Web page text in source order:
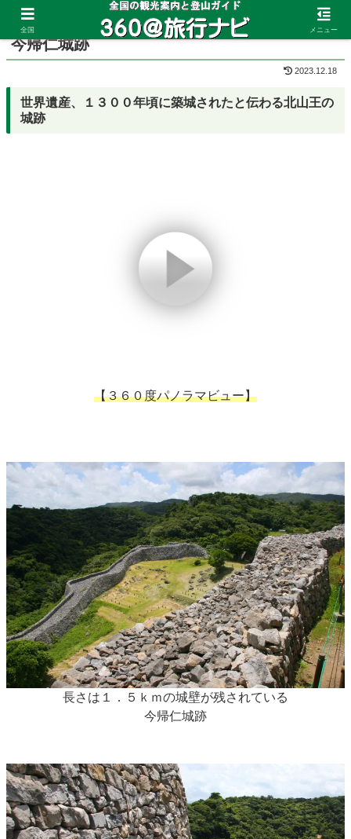
ホーム 沖縄県 本部
今帰仁城跡
2023.12.18
世界遺産、１３００年頃に築城されたと伝わる北山王の
城跡
【３６０度パノラマビュー】
長さは１．５ｋｍの城壁が残されている
今帰仁城跡
全国 メニュー